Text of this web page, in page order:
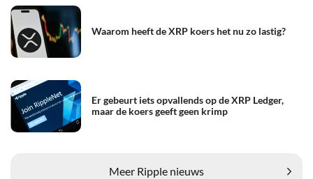
Waarom heeft de XRP koers het nu zo lastig?
Er gebeurt iets opvallends op de XRP Ledger,
maar de koers geeft geen krimp
Meer Ripple nieuws